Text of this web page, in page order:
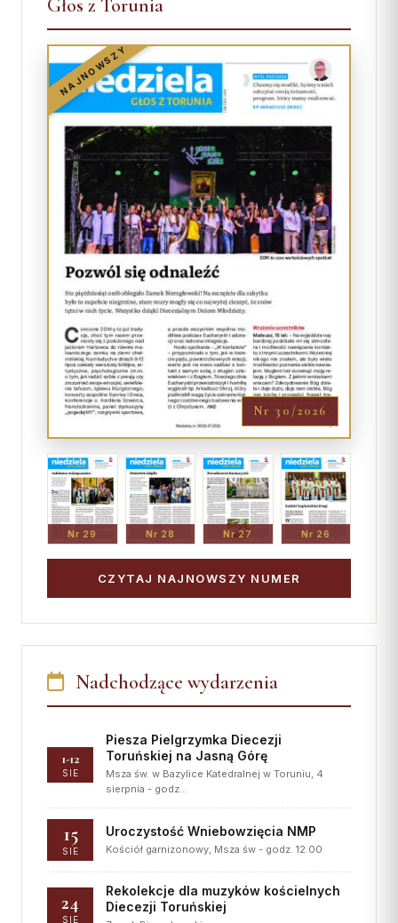
Głos z Torunia
NAJNOWSZY
Nr 30/2026
Nr 29 Nr 28 Nr 27 Nr 26
CZYTAJ NAJNOWSZY NUMER
Nadchodzące wydarzenia
1-12
SIE
Piesza Pielgrzymka Diecezji
Toruńskiej na Jasną Górę
Msza św. w Bazylice Katedralnej w Toruniu, 4
sierpnia - godz…
15
SIE
Uroczystość Wniebowzięcia NMP
Kościół garnizonowy, Msza św - godz. 12.00
24
SIE
Rekolekcje dla muzyków kościelnych
Diecezji Toruńskiej